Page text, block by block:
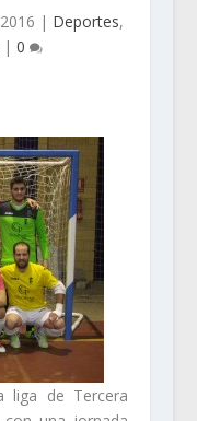
| Deportes,
| 0
liga de Tercera